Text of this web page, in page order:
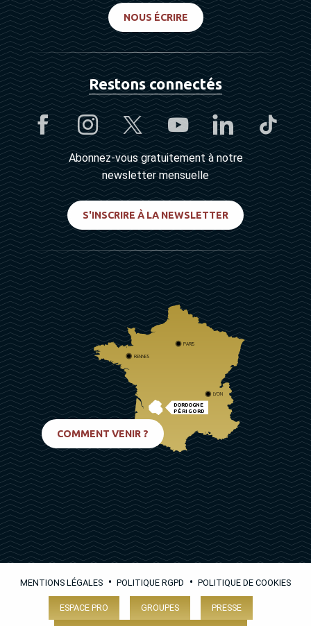
NOUS ÉCRIRE
Restons connectés
Abonnez-vous gratuitement à notre
newsletter mensuelle
S'INSCRIRE À LA NEWSLETTER
DORDOGNE
PÉRIGORD
PARIS
RENNES
LYON
COMMENT VENIR ?
MENTIONS LÉGALES • POLITIQUE RGPD • POLITIQUE DE COOKIES
ESPACE PRO GROUPES PRESSE